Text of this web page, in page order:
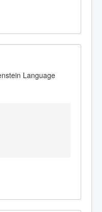
Language